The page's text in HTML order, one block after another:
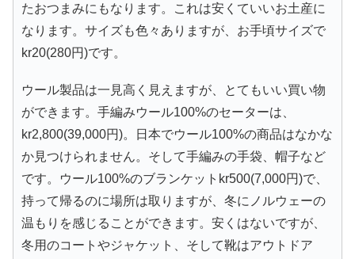
たおつまみにもなります。これは安くていいお土産に
なります。サイズも色々ありますが、お手頃サイズで
kr20(280円)です。
ウール製品は一見高く見えますが、とてもいい買い物
ができます。手編みウール100%のセーターは、
kr2,800(39,000円)。日本でウール100%の商品はなかな
か見つけられません。そして手編みの手袋、帽子など
です。ウール100%のブランケットkr500(7,000円)で、
持って帰るのに場所は取りますが、冬にノルウェーの
温もりを感じることができます。安くはないですが、
冬用のコートやジャケット、そして靴はアウトドア